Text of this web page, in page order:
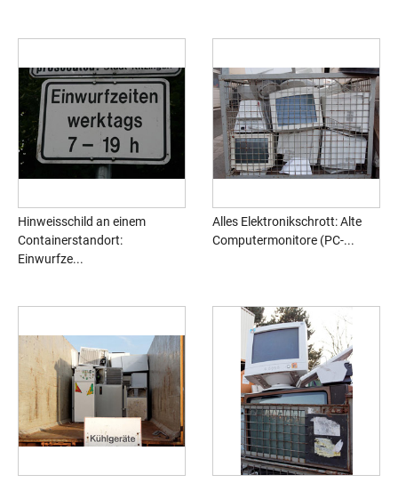
Hinweisschild an einem
Containerstandort:
Einwurfze...
Alles Elektronikschrott: Alte
Computermonitore (PC-...